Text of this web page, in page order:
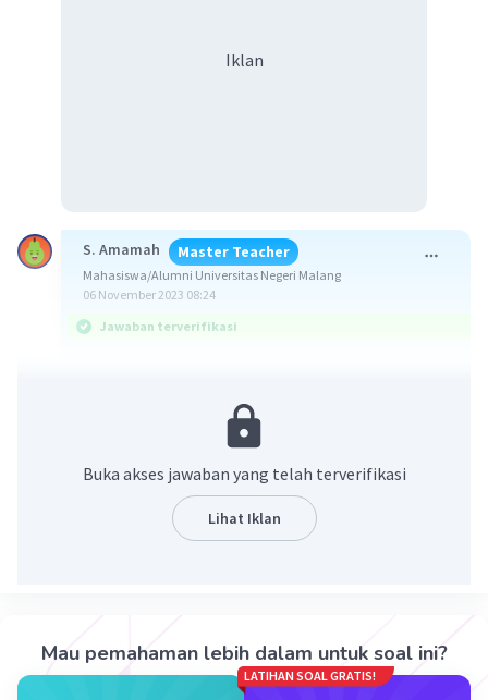
Iklan
S. Amamah Master Teacher
Mahasiswa/Alumni Universitas Negeri Malang
06 November 2023 08:24
Jawaban terverifikasi
satu variabel dapat dilakukan dengan
menjumlahkan, mengurangi, atau membagi
kedua ruas dengan bilangan yang sama.
4 - 4x ≥ - 8
Buka akses jawaban yang telah terverifikasi
Lihat Iklan
Mau pemahaman lebih dalam untuk soal ini?
LATIHAN SOAL GRATIS!